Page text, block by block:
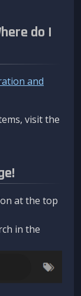
do I
and
visit the
at the top
in the